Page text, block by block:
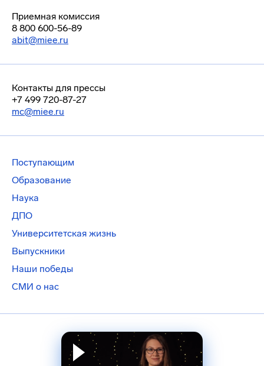
Приемная комиссия
8 800 600-56-89
abit@miee.ru
Контакты для прессы
+7 499 720-87-27
mc@miee.ru
Поступающим
Образование
Наука
ДПО
Университетская жизнь
Выпускники
Наши победы
СМИ о нас